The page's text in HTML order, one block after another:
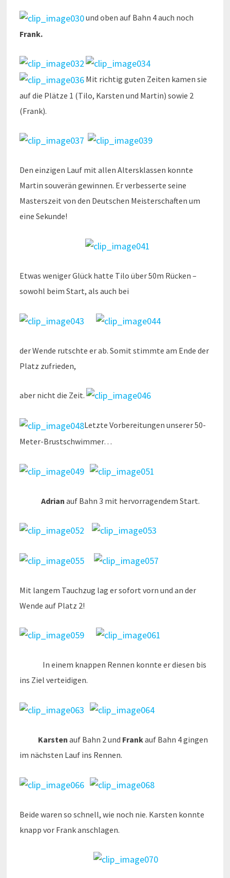
und oben auf Bahn 4 auch noch
Frank.
Mit richtig guten Zeiten kamen sie
auf die Plätze 1 (Tilo, Karsten und Martin) sowie 2
(Frank).
Den einzigen Lauf mit allen Altersklassen konnte
Martin souverän gewinnen. Er verbesserte seine
Masterszeit von den Deutschen Meisterschaften um
eine Sekunde!
Etwas weniger Glück hatte Tilo über 50m Rücken –
sowohl beim Start, als auch bei
der Wende rutschte er ab. Somit stimmte am Ende der
Platz zufrieden,
aber nicht die Zeit.
Letzte Vorbereitungen unserer 50-
Meter-Brustschwimmer…
Adrian auf Bahn 3 mit hervorragendem Start.
Mit langem Tauchzug lag er sofort vorn und an der
Wende auf Platz 2!
In einem knappen Rennen konnte er diesen bis
ins Ziel verteidigen.
Karsten auf Bahn 2 und Frankauf Bahn 4 gingen
im nächsten Lauf ins Rennen.
Beide waren so schnell, wie noch nie. Karsten konnte
knapp vor Frank anschlagen.